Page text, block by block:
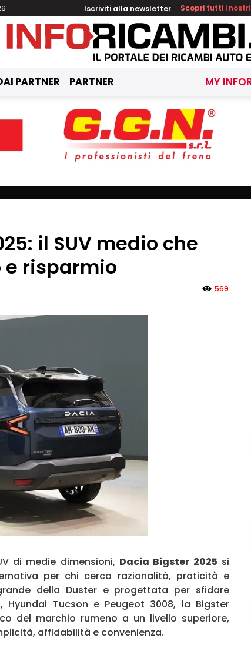
Iscriviti alla newsletter Scopri tutti i nostri
PARTNER PARTNER MY
il SUV medio che
e risparmio
569
di medie dimensioni, Dacia Bigster 2025 si
per chi cerca razionalità, praticità e
della Duster e progettata per sfidare
Hyundai Tucson e Peugeot 3008, la Bigster
del marchio rumeno a un livello superiore,
affidabilità e convenienza.